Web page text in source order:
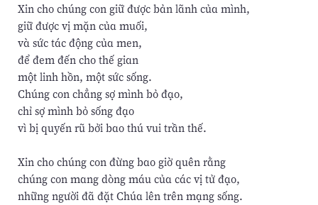
Xin cho chúng con giữ được bản lãnh của mình,
giữ được vị mặn của muối,
và sức tác động của men,
để đem đến cho thế gian
một linh hồn, một sức sống.
Chúng con chẳng sợ mình bỏ đạo,
chỉ sợ mình bỏ sống đạo
vì bị quyến rũ bởi bao thú vui trần thế.
Xin cho chúng con đừng bao giờ quên rằng
chúng con mang dòng máu của các vị tử đạo,
những người đã đặt Chúa lên trên mạng sống.